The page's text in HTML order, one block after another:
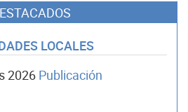
LOCALES
2026 Publicación